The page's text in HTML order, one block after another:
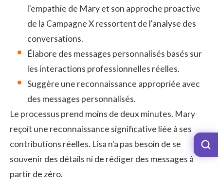
l'empathie de Mary et son approche proactive
de la Campagne X ressortent de l'analyse des
conversations.
Élabore des messages personnalisés basés sur
les interactions professionnelles réelles.
Suggère une reconnaissance appropriée avec
des messages personnalisés.
Le processus prend moins de deux minutes. Mary
reçoit une reconnaissance significative liée à ses
contributions réelles. Lisa n'a pas besoin de se
souvenir des détails ni de rédiger des messages à
partir de zéro.